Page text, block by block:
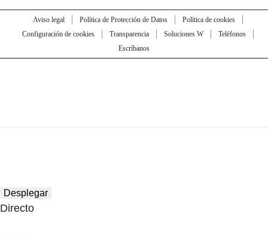
Aviso legal Política de Protección de Datos
Política de cookies
Configuración de cookies
Transparencia Soluciones W
Teléfonos
Escríbanos
Desplegar
Directo